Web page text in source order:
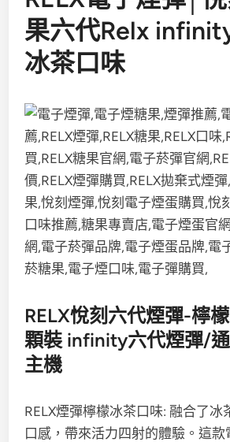
果六代Relx
冰茶口味
RELX悅刻六代煙彈-檸
顆裝 infinity六代煙彈/
主機
RELX煙彈檸檬冰茶口味: 融合了冰
口感，帶來活力四射的體驗。這款